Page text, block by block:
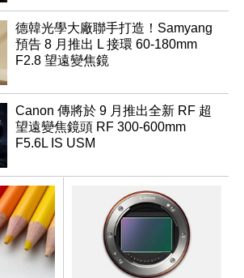
德韓光學大廠聯手打造！Samyang
預告 8 月推出 L 接環 60-180mm
F2.8 望遠變焦鏡
Canon 傳將於 9 月推出全新 RF 超
望遠變焦鏡頭 RF 300-600mm
F5.6L IS USM